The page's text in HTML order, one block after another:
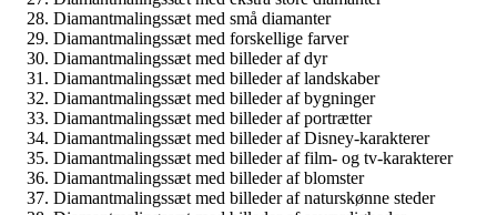
Diamantmalingssæt med små diamanter
Diamantmalingssæt med forskellige farver
Diamantmalingssæt med billeder af dyr
Diamantmalingssæt med billeder af landskaber
Diamantmalingssæt med billeder af bygninger
Diamantmalingssæt med billeder af portrætter
Diamantmalingssæt med billeder af Disney-karakterer
Diamantmalingssæt med billeder af film- og tv-karakterer
Diamantmalingssæt med billeder af blomster
Diamantmalingssæt med billeder af naturskønne steder